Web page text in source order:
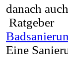
danach
Ratgeber
Eine